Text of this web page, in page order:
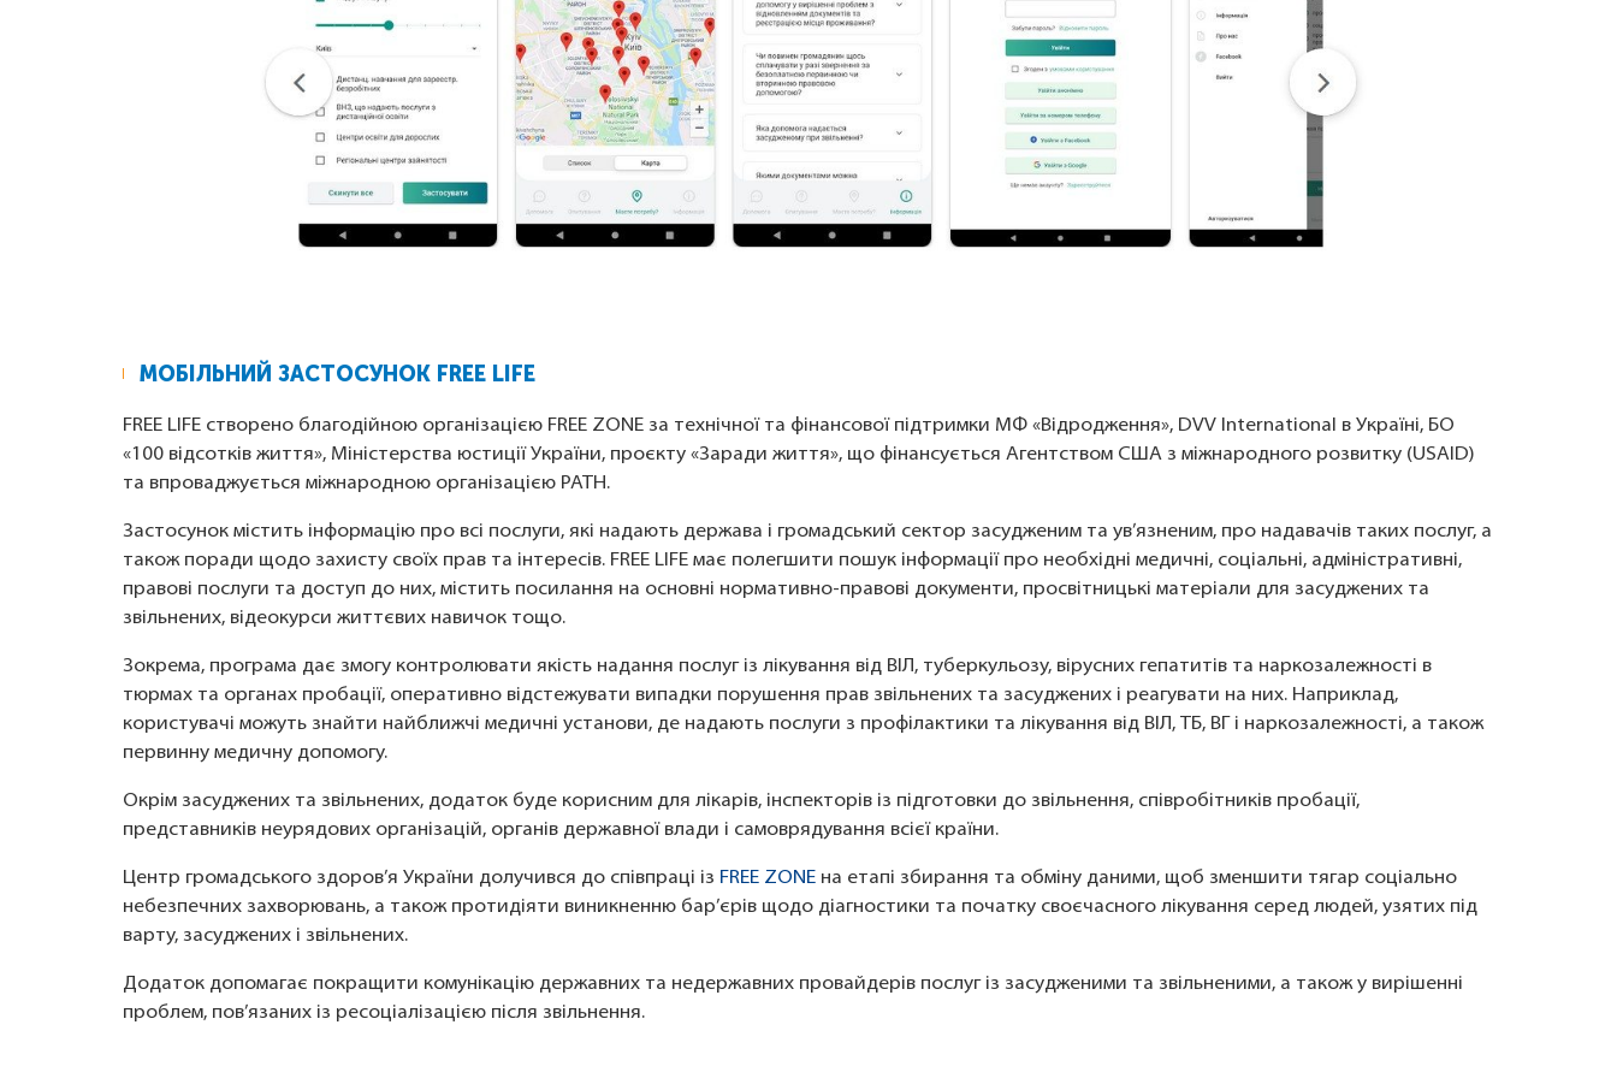
МОБІЛЬНИЙ ЗАСТОСУНОК FREE LIFE
FREE LIFE створено благодійною організацією FREE ZONE за технічної та фінансової підтримки МФ «Відродження», DVV International в Україні, БО
«100 відсотків життя», Міністерства юстиції України, проєкту «Заради життя», що фінансується Агентством США з міжнародного розвитку (USAID)
та впроваджується міжнародною організацією PATH.
Застосунок містить інформацію про всі послуги, які надають держава і громадський сектор засудженим та ув’язненим, про надавачів таких послуг, а
також поради щодо захисту своїх прав та інтересів. FREE LIFE має полегшити пошук інформації про необхідні медичні, соціальні, адміністративні,
правові послуги та доступ до них, містить посилання на основні нормативно-правові документи, просвітницькі матеріали для засуджених та
звільнених, відеокурси життєвих навичок тощо.
Зокрема, програма дає змогу контролювати якість надання послуг із лікування від ВІЛ, туберкульозу, вірусних гепатитів та наркозалежності в
тюрмах та органах пробації, оперативно відстежувати випадки порушення прав звільнених та засуджених і реагувати на них. Наприклад,
користувачі можуть знайти найближчі медичні установи, де надають послуги з профілактики та лікування від ВІЛ, ТБ, ВГ і наркозалежності, а також
первинну медичну допомогу.
Окрім засуджених та звільнених, додаток буде корисним для лікарів, інспекторів із підготовки до звільнення, співробітників пробації,
представників неурядових організацій, органів державної влади і самоврядування всієї країни.
Центр громадського здоров’я України долучився до співпраці із FREE ZONE на етапі збирання та обміну даними, щоб зменшити тягар соціально
небезпечних захворювань, а також протидіяти виникненню бар’єрів щодо діагностики та початку своєчасного лікування серед людей, узятих під
варту, засуджених і звільнених.
Додаток допомагає покращити комунікацію державних та недержавних провайдерів послуг із засудженими та звільненими, а також у вирішенні
проблем, пов’язаних із ресоціалізацією після звільнення.